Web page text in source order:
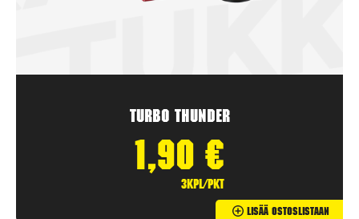
Turbo Thunder
1,90 €
3kpl/pkt
Lisää Ostoslistaan